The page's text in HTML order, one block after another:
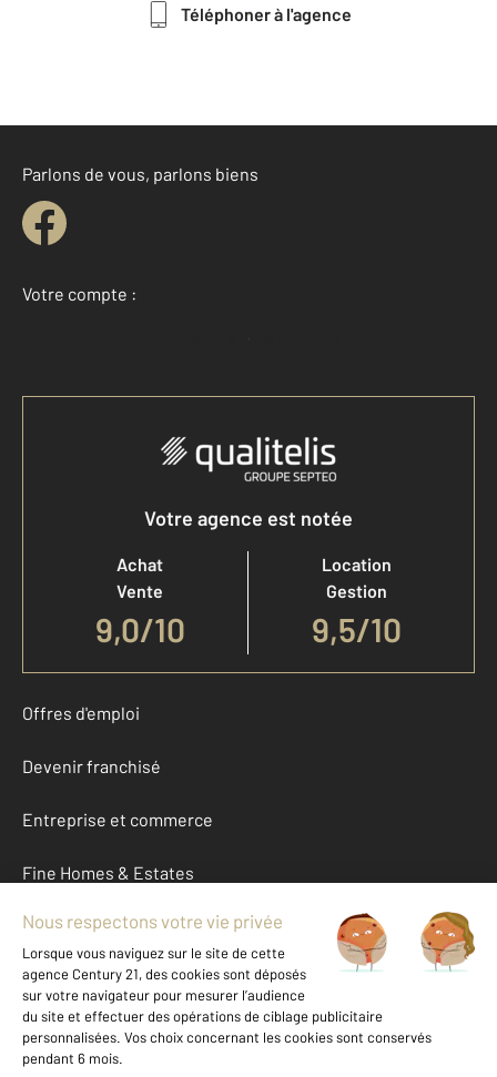
Téléphoner à l'agence
Parlons de vous, parlons biens
Votre compte :
Accéder à mon compte
Votre agence est notée
Achat
Vente
9,0/10
Location
Gestion
9,5/10
Offres d'emploi
Devenir franchisé
Entreprise et commerce
Fine Homes & Estates
À propos
International
Nous contacter